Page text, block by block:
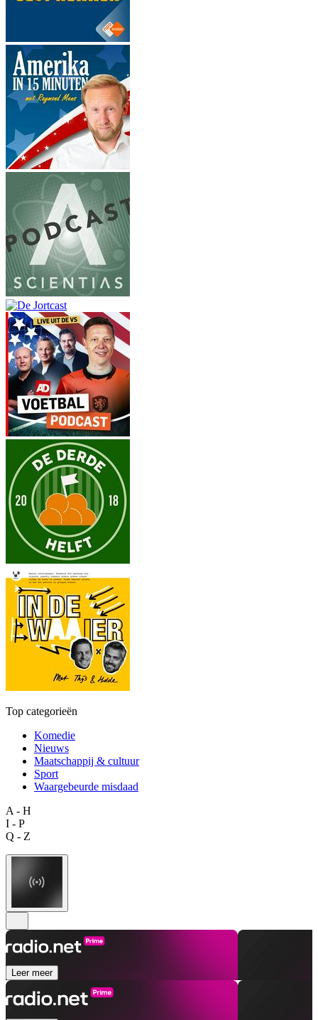
Top categorieën
Komedie
Nieuws
Maatschappij & cultuur
Sport
Waargebeurde misdaad
A - H
I - P
Q - Z
Leer meer